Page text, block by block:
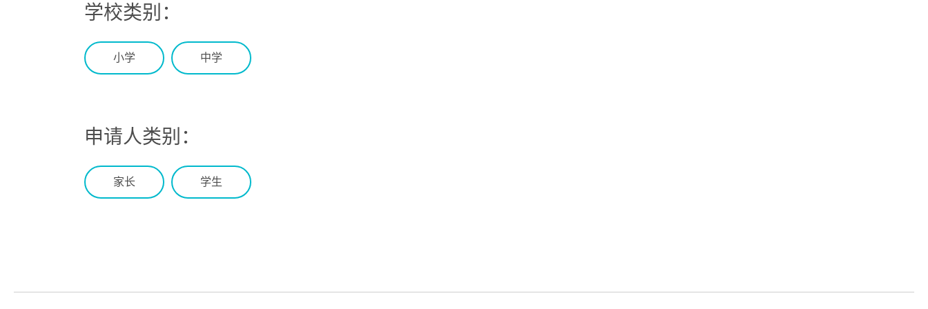
学校类别：
小学 中学
申请人类别：
家长 学生